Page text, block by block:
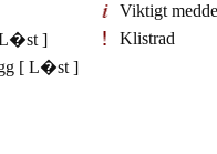
Viktigt
]
Klistrad
[ L�st ]